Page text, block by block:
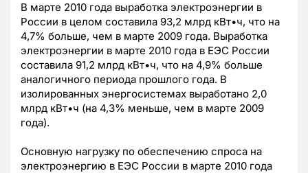
В марте 2010 года выработка электроэнергии в
России в целом составила 93,2 млрд кВт•ч, что на
4,7% больше, чем в марте 2009 года. Выработка
электроэнергии в марте 2010 года в ЕЭС России
составила 91,2 млрд кВт•ч, что на 4,9% больше
аналогичного периода прошлого года. В
изолированных энергосистемах выработано 2,0
млрд кВт•ч (на 4,3% меньше, чем в марте 2009
года).
Основную нагрузку по обеспечению спроса на
электроэнергию в ЕЭС России в марте 2010 года